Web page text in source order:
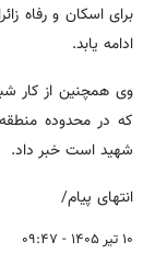
برای اسکان و رفاه
ادامه یابد.
وی همچنین از کار
شهید است خبر داد.
انتهای پیام/
۱۰ تیر ۱۴۰۵ - ۰۹:۴۷